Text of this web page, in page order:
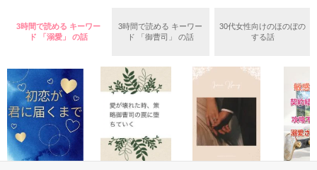
＊以前、公開していた話の改稿版です＊
作品を読む
いた。
守と由羅から『便利屋雛子』と馬鹿にされ、一人こっそり泣い
た上、同居まで提案してきて──？
鷹哉『宜しくな、俺の雛子』🦅
雛子『俺の……ひぃ、雛子？！！！』🐥
シゴデキで冷徹な上司が見せる素顔は、なぜか想像以上に甘く
て……🐥💓🦅
3時間で読める キーワー
ド 「溺愛」 の話
3時間で読める キーワー
ド 「御曹司」 の話
30代女性向けのほのぼの
する話